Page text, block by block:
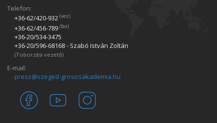
Telefon:
+36-62/420­-932 (vez)
+36-62/456­-789 (fax)
+36-20/534­-3475
+36-20/596­-68168 - Szabó István Zoltán
(Toborzási vezető)
E-mail:
press@szeged-grosicsakademia.hu